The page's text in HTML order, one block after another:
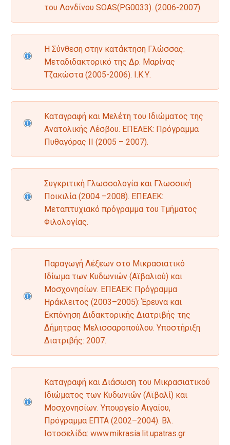
του Λονδίνου SOAS(PG0033). (2006-2007).
Η Σύνθεση στην κατάκτηση Γλώσσας.
Μεταδιδακτορικό της Δρ. Μαρίνας
Τζακώστα (2005-2006). Ι.Κ.Υ.
Καταγραφή και Μελέτη του Ιδιώματος της
Ανατολικής Λέσβου. ΕΠΕΑΕΚ: Πρόγραμμα
Πυθαγόρας ΙΙ (2005 – 2007).
Συγκριτική Γλωσσολογία και Γλωσσική
Ποικιλία (2004 –2008). ΕΠΕΑΕΚ:
Μεταπτυχιακό πρόγραμμα του Τμήματος
Φιλολογίας.
Παραγωγή Λέξεων στο Μικρασιατικό
Ιδίωμα των Κυδωνιών (Αϊβαλιού) και
Μοσχονησίων. ΕΠΕΑΕΚ: Πρόγραμμα
Ηράκλειτος (2003–2005): Έρευνα και
Εκπόνηση Διδακτορικής Διατριβής της
Δήμητρας Μελισσαροπούλου. Υποστήριξη
Διατριβής: 2007.
Καταγραφή και Διάσωση του Μικρασιατικού
Ιδιώματος των Κυδωνιών (Αϊβαλί) και
Μοσχονησίων. Υπουργείο Αιγαίου,
Πρόγραμμα ΕΠΤΑ (2002–2004). Βλ.
Iστοσελίδα: www.mikrasia.lit.upatras.gr